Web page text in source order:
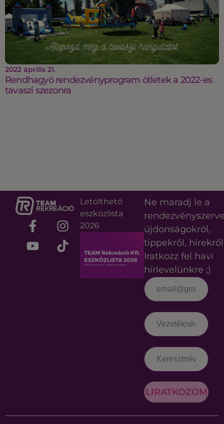
2022 április 21.
Rendhagyó rendezvényprogram ötletek a 2022-es
tavaszi szezonra
Letölthető
eszközlista
2026
Ne maradj le a
újdonságokról,
tippekről,
Iratkozz fel havi
hírlevelünkre ;)
FELIRATKOZOM